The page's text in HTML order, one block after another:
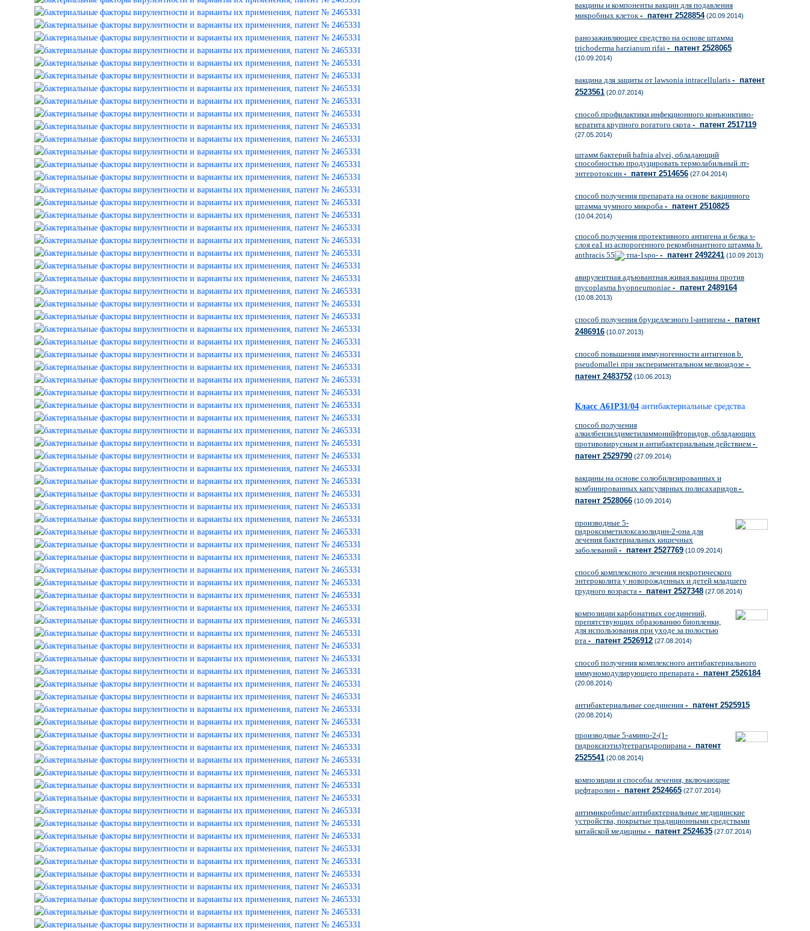
вакцины и компоненты вакцин для подавления
микробных клеток- патент 2528854(20.09.2014)
ранозаживляющее средство на основе штамма
trichoderma harzianum rifai - патент 2528065
(10.09.2014)
вакцина для защиты от lawsonia intracellularis - патент
2523561 (20.07.2014)
способ профилактики инфекционного конъюнктиво-
кератита крупного рогатого скота - патент 2517119
(27.05.2014)
штамм бактерий hafnia alvei, обладающий
способностью продуцировать термолабильный лт-
энтеротоксин - патент 2514656 (27.04.2014)
способ получения препарата на основе вакцинного
штамма чумного микроба - патент 2510825
(10.04.2014)
способ получения протективного антигена и белка s-
слоя ea1 из аспорогенного рекомбинантного штамма b.
anthracis 55
тпа-1spo- - патент 2492241 (10.09.2013)
авирулентная адъювантная живая вакцина против
mycoplasma hyopneumoniae - патент 2489164
(10.08.2013)
способ получения бруцеллезного l-антигена - патент
2486916 (10.07.2013)
способ повышения иммуногенности антигенов b.
pseudomallei при экспериментальном мелиоидозе -
патент 2483752 (10.06.2013)
Класс A61P31/04 антибактериальные средства
способ получения
алкилбензилдиметиламмонийфторидов, обладающих
противовирусным и антибактериальным действием -
патент 2529790 (27.09.2014)
вакцины на основе солюбилизированных и
комбинированных капсулярных полисахаридов -
патент 2528066 (10.09.2014)
производные 5-
гидроксиметилоксазолидин-2-она для
лечения бактериальных кишечных
заболеваний - патент 2527769 (10.09.2014)
способ комплексного лечения некротического
энтероколита у новорожденных и детей младшего
грудного возраста - патент 2527348 (27.08.2014)
композиции карбонатных соединений,
препятствующих образованию биопленки,
для использования при уходе за полостью
рта - патент 2526912 (27.08.2014)
способ получения комплексного антибактериального
иммуномодулирующего препарата - патент 2526184
(20.08.2014)
антибактериальные соединения - патент 2525915
(20.08.2014)
производные 5-амино-2-(1-
гидроксиэтил)тетрагидропирана - патент
2525541 (20.08.2014)
композиции и способы лечения, включающие
цефтаролин - патент 2524665 (27.07.2014)
антимикробные/антибактериальные медицинские
устройства, покрытые традиционными средствами
китайской медицины - патент 2524635 (27.07.2014)